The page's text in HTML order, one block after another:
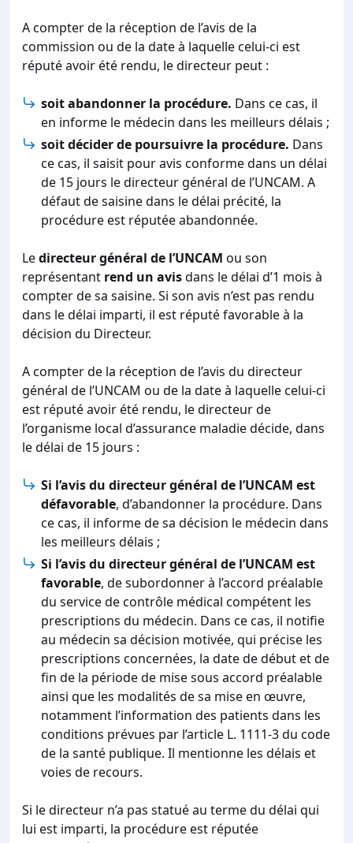
A compter de la réception de l’avis de la
commission ou de la date à laquelle celui-ci est
réputé avoir été rendu, le directeur peut :
soit abandonner la procédure. Dans ce cas, il
en informe le médecin dans les meilleurs délais ;
soit décider de poursuivre la procédure. Dans
ce cas, il saisit pour avis conforme dans un délai
de 15 jours le directeur général de l’UNCAM. A
défaut de saisine dans le délai précité, la
procédure est réputée abandonnée.
Ledirecteur général de l’UNCAM ou son
représentant rend un avisdans le délai d’1 mois à
compter de sa saisine. Si son avis n’est pas rendu
dans le délai imparti, il est réputé favorable à la
décision du Directeur.
A compter de la réception de l’avis du directeur
général de l’UNCAM ou de la date à laquelle celui-ci
est réputé avoir été rendu, le directeur de
l’organisme local d’assurance maladie décide, dans
le délai de 15 jours :
Si l’avis du directeur général de l’UNCAM est
défavorable, d’abandonner la procédure. Dans
ce cas, il informe de sa décision le médecin dans
les meilleurs délais ;
Si l’avis du directeur général de l’UNCAM est
favorable, de subordonner à l’accord préalable
du service de contrôle médical compétent les
prescriptions du médecin. Dans ce cas, il notifie
au médecin sa décision motivée, qui précise les
prescriptions concernées, la date de début et de
fin de la période de mise sous accord préalable
ainsi que les modalités de sa mise en œuvre,
notamment l’information des patients dans les
conditions prévues par l’article L. 1111-3 du code
de la santé publique. Il mentionne les délais et
voies de recours.
Si le directeur n’a pas statué au terme du délai qui
lui est imparti, la procédure est réputée